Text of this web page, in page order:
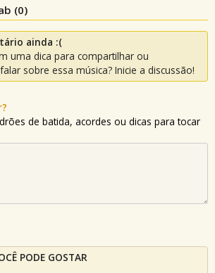
(0)
ainda :(
uma dica para compartilhar ou
sobre essa música? Inicie a discussão!
de batida, acordes ou dicas para tocar
PODE GOSTAR